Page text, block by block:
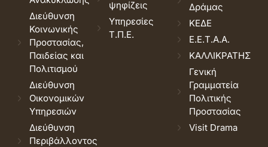
Διεύθυνση
Κοινωνικής
Προστασίας,
Παιδείας και
Πολιτισμού
Διεύθυνση
Οικονομικών
Υπηρεσιών
Διεύθυνση
Περιβάλλοντος
ψηφίζεις
Υπηρεσίες
Τ.Π.Ε.
Δράμας
ΚΕΔΕ
Ε.Ε.Τ.Α.Α.
ΚΑΛΛΙΚΡΑΤΗΣ
Γενική
Γραμματεία
Πολιτικής
Προστασίας
Visit Drama